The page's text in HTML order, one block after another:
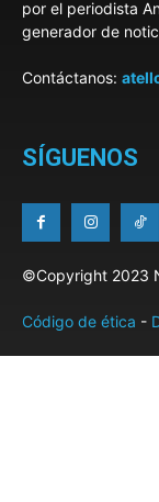
por el periodista
generador de
Contáctanos:
SÍGUENOS
©Copyright 2023
Código de ética -